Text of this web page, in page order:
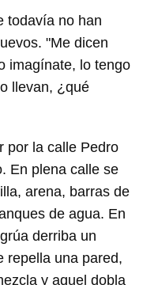
todavía no han
"Me dicen
imagínate, lo tengo
llevan, ¿qué
por la calle Pedro
En plena calle se
arena, barras de
de agua. En
derriba un
repella una pared,
y aquel dobla